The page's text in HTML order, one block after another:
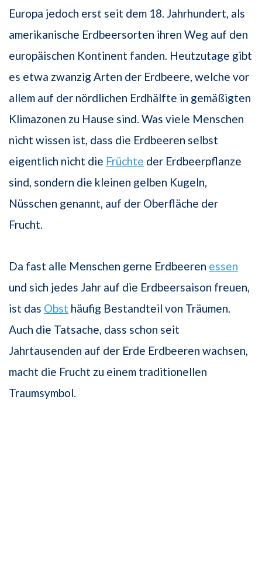
Europa jedoch erst seit dem 18. Jahrhundert, als
amerikanische Erdbeersorten ihren Weg auf den
europäischen Kontinent fanden. Heutzutage gibt
es etwa zwanzig Arten der Erdbeere, welche vor
allem auf der nördlichen Erdhälfte in gemäßigten
Klimazonen zu Hause sind. Was viele Menschen
nicht wissen ist, dass die Erdbeeren selbst
eigentlich nicht die Früchte der Erdbeerpflanze
sind, sondern die kleinen gelben Kugeln,
Nüsschen genannt, auf der Oberfläche der
Frucht.
Da fast alle Menschen gerne Erdbeeren essen
und sich jedes Jahr auf die Erdbeersaison freuen,
ist das Obst häufig Bestandteil von Träumen.
Auch die Tatsache, dass schon seit
Jahrtausenden auf der Erde Erdbeeren wachsen,
macht die Frucht zu einem traditionellen
Traumsymbol.